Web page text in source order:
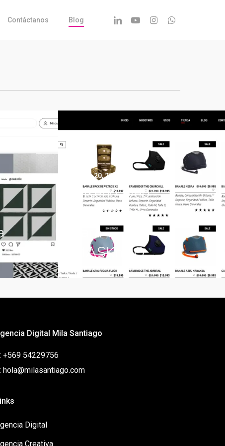
Contáctanos Blog LinkedinYoutubeInstagramWhatsapp
Enero 20, 2025
Diseño web
ecommerce
para
MASKnGO
Digital Mila Santiago
+569 54229756
hola@milasantiago.com
Digital
Creativa